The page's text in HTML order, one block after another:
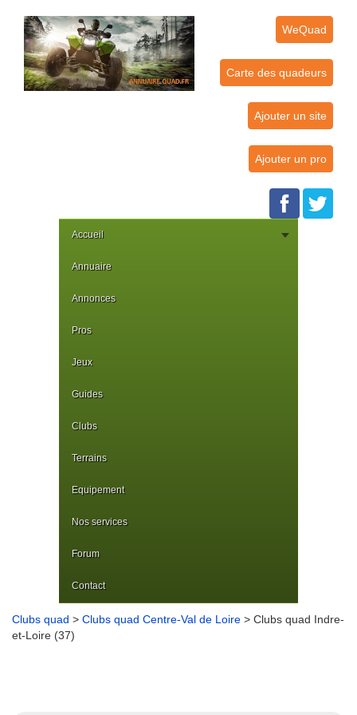
WeQuad
Carte des quadeurs
Ajouter un site
Ajouter un pro
Accueil
Annuaire
Annonces
Pros
Jeux
Guides
Clubs
Terrains
Equipement
Nos services
Forum
Contact
Clubs quad > Clubs quad Centre-Val de Loire > Clubs quad Indre-
et-Loire (37)